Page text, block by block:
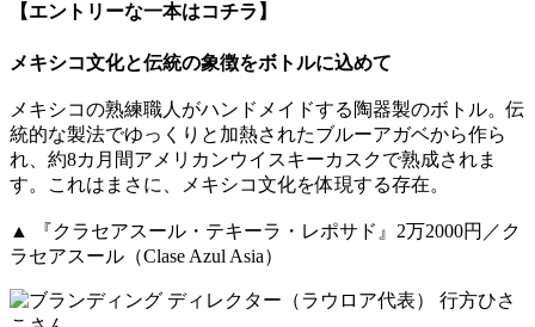
【エントリーな一本はコチラ】
メキシコ文化と伝統の象徴をボトルに込めて
メキシコの熟練職人がハンドメイドする陶器製のボトル。伝
統的な製法でゆっくりと加熱されたブルーアガベから作ら
れ、約8カ月間アメリカンウイスキーカスクで熟成されま
す。これはまさに、メキシコ文化を体現する存在。
▲ 『クラセアスール・テキーラ・レポサド』2万2000円／ク
ラセアスール（Clase Azul Asia）